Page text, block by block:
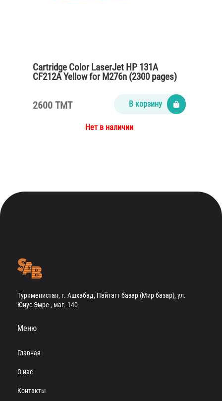
Cartridge Color LaserJet HP 131A
CF212A Yellow for M276n (2300 pages)
2600 TMT В корзину
Нет в наличии
Туркменистан, г. Ашхабад, Пайтагт базар (Мир базар), ул.
Юнус Эмре , маг. 140
Меню
Главная
О нас
Контакты